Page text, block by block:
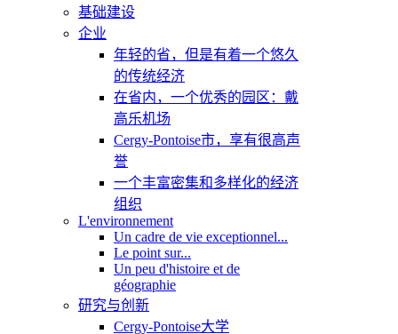
基础建设
企业
年轻的省，但是有着一个悠久
的传统经济
在省内，一个优秀的园区：戴
高乐机场
Cergy-Pontoise市，享有很高声
誉
一个丰富密集和多样化的经济
组织
L'environnement
Un cadre de vie exceptionnel...
Le point sur...
Un peu d'histoire et de
géographie
研究与创新
Cergy-Pontoise大学